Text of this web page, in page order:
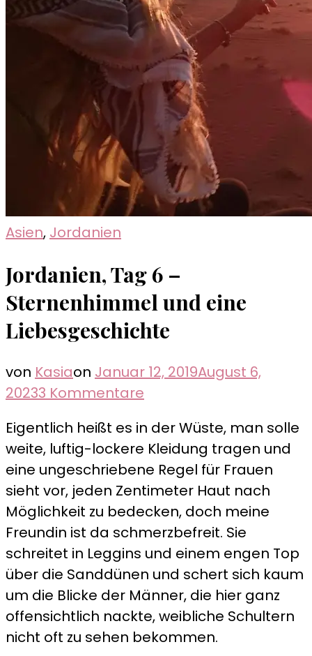
Asien, Jordanien
Jordanien, Tag 6 –
Sternenhimmel und eine
Liebesgeschichte
von Kasiaon Januar 12, 2019August 6,
20233 Kommentare
Tag
6
–
Sternenhimmel
und
eine
Liebesgeschichte
Eigentlich heißt es in der Wüste, man solle
weite, luftig-lockere Kleidung tragen und
eine ungeschriebene Regel für Frauen
sieht vor, jeden Zentimeter Haut nach
Möglichkeit zu bedecken, doch meine
Freundin ist da schmerzbefreit. Sie
schreitet in Leggins und einem engen Top
über die Sanddünen und schert sich kaum
um die Blicke der Männer, die hier ganz
offensichtlich nackte, weibliche Schultern
nicht oft zu sehen bekommen.